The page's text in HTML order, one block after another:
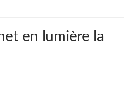
en lumière la